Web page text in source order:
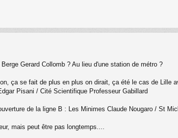
Gerard Collomb ? Au lieu d'une station de métro ?
ça se fait de plus en plus on dirait, ça été le cas de
Pisani / Cité Scientifique Professeur Gabillard
de la ligne B : Les Minimes Claude Nougaro / St
mais peut être pas longtemps....